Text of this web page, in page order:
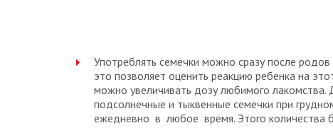
Употреблять семечки можно сразу после
это позволяет оценить реакцию ребенка на
можно увеличивать дозу любимого
подсолнечные и тыквенные семечки при
ежедневно в любое время. Этого количества